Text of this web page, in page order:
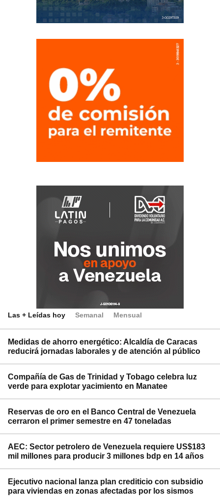
Las + Leídas hoy Semanal Mensual
Medidas de ahorro energético: Alcaldía de Caracas
reducirá jornadas laborales y de atención al público
Compañía de Gas de Trinidad y Tobago celebra luz
verde para explotar yacimiento en Manatee
Reservas de oro en el Banco Central de Venezuela
cerraron el primer semestre en 47 toneladas
AEC: Sector petrolero de Venezuela requiere US$183
mil millones para producir 3 millones bdp en 14 años
Ejecutivo nacional lanza plan crediticio con subsidio
para viviendas en zonas afectadas por los sismos